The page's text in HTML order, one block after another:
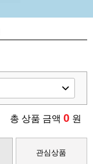
총 상품 금액 0 원
관심상품